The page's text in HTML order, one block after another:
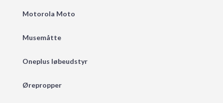
Motorola Moto
Musemåtte
Oneplus løbeudstyr
Ørepropper